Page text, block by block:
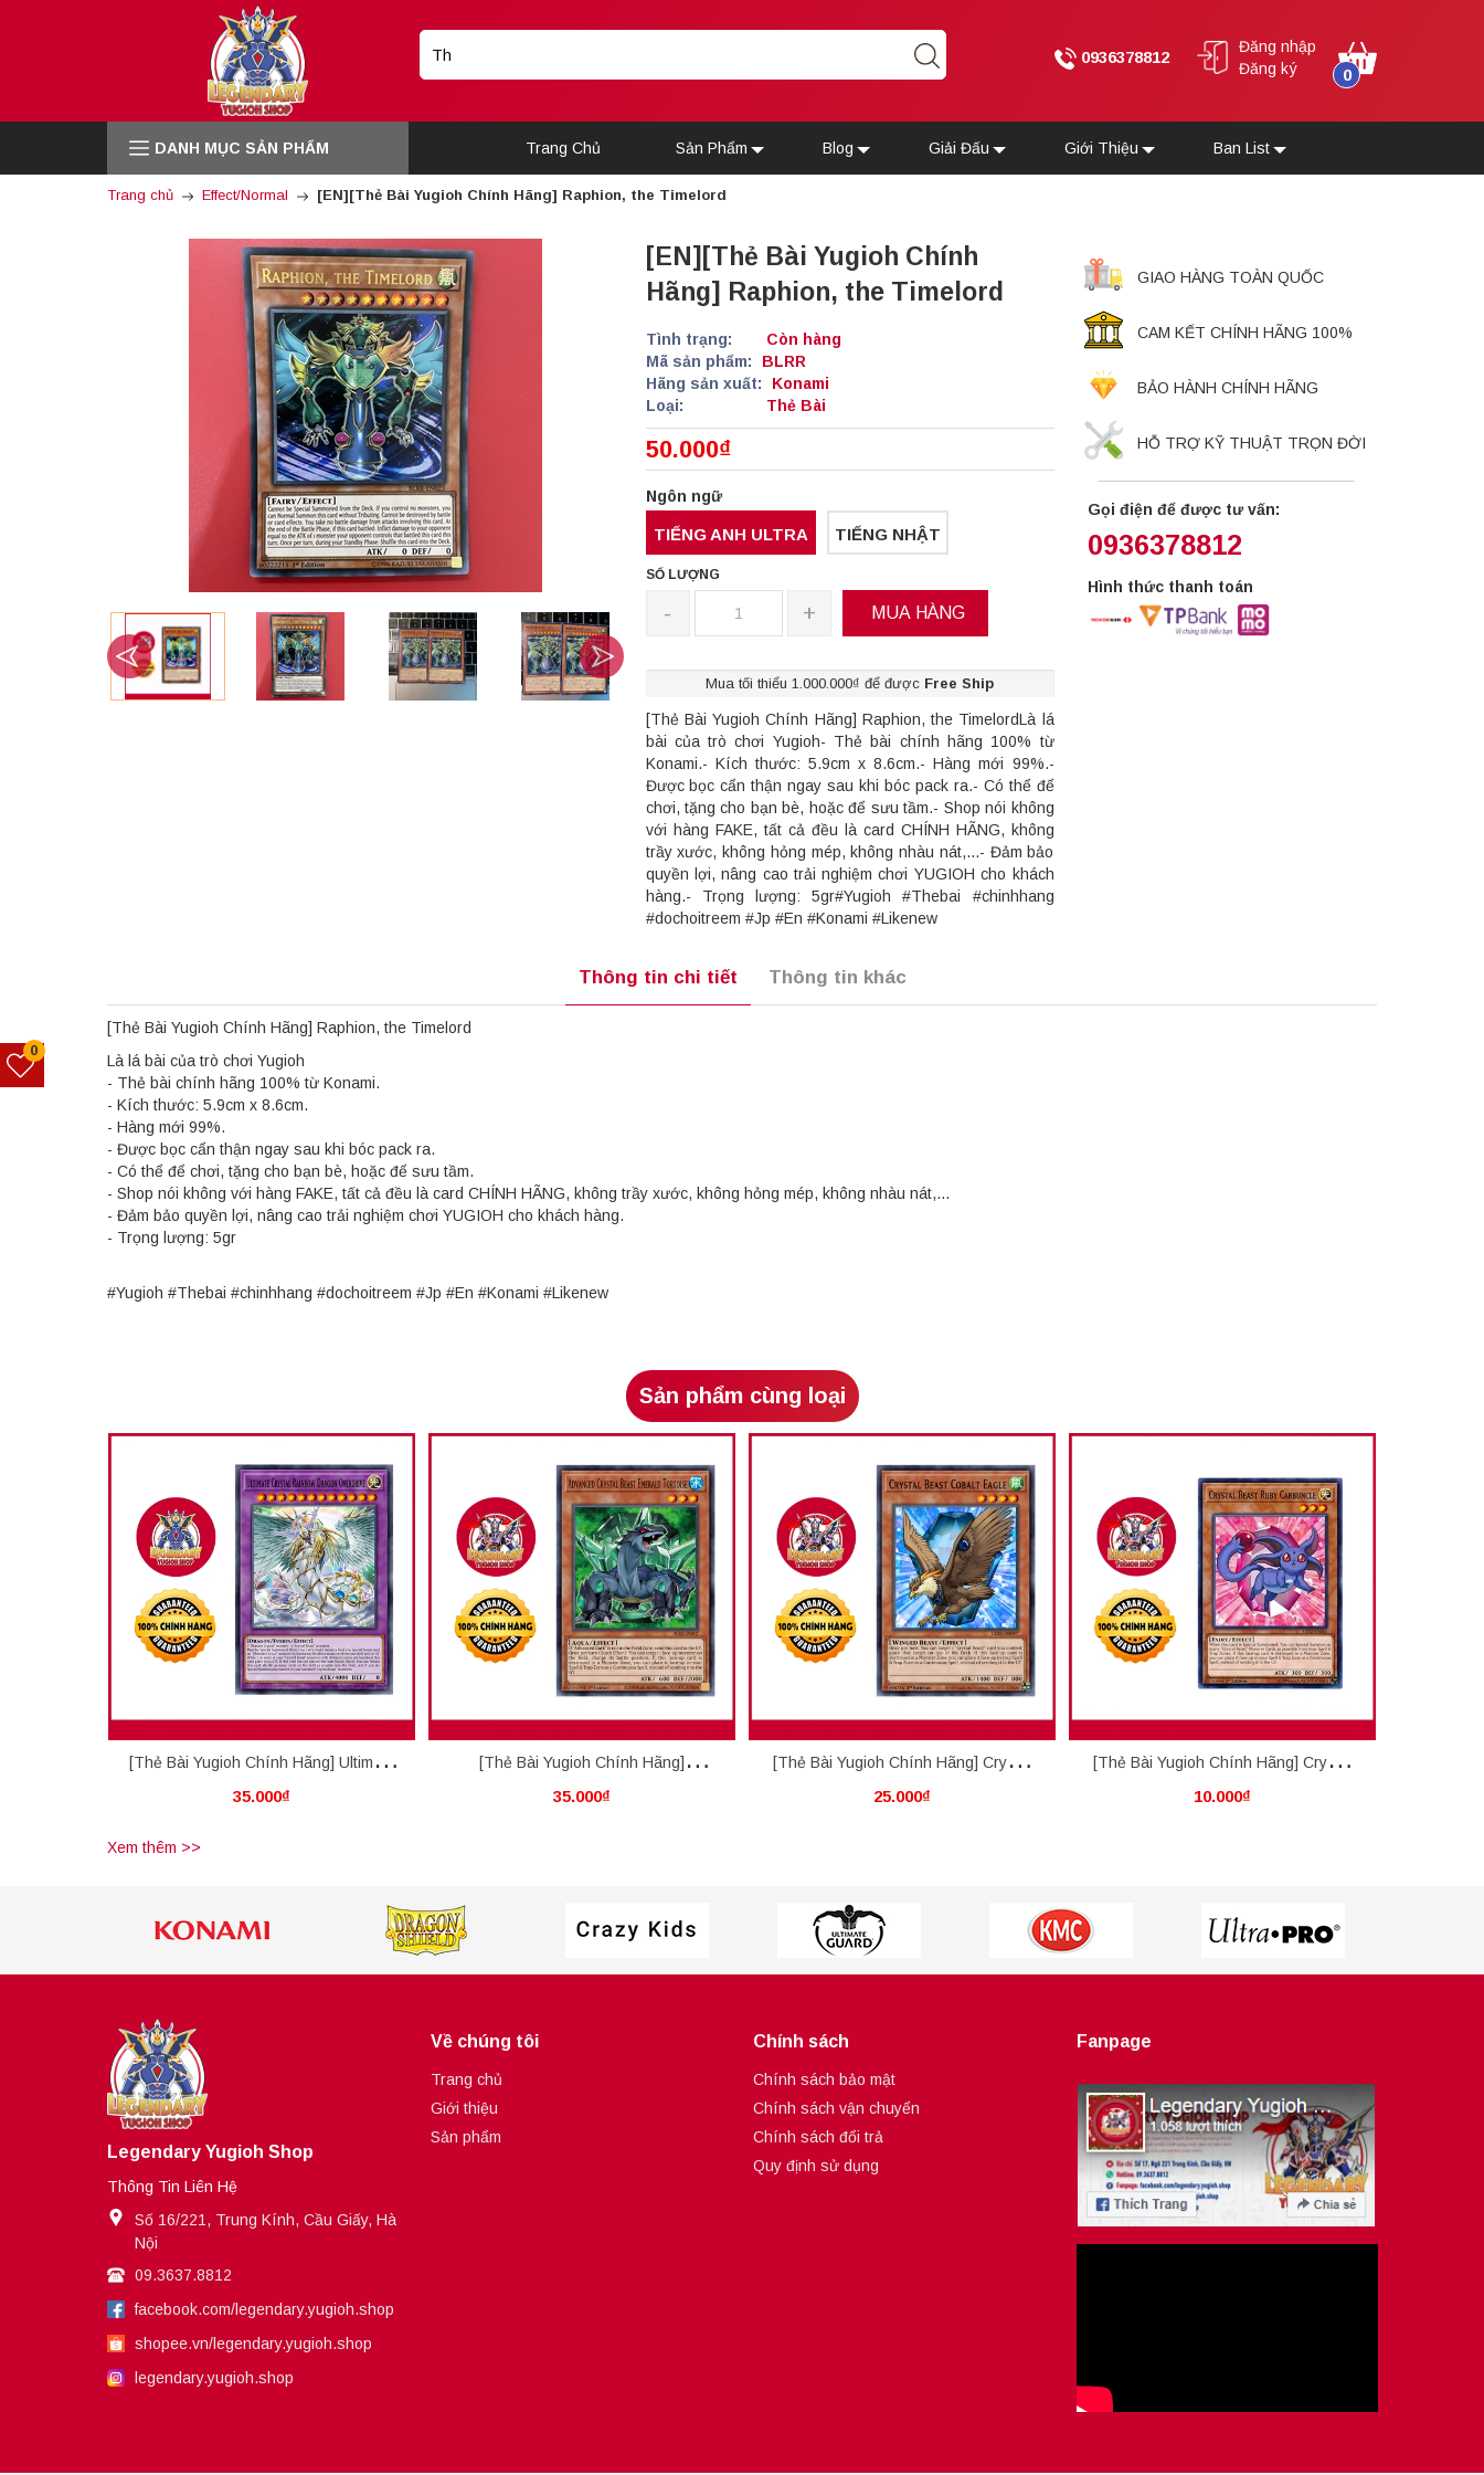
0936378812
Đăng nhập
Đăng ký
0
DANH MỤC SẢN PHẨM Trang Chủ Sản Phẩm Blog Giải Đấu Giới Thiệu Ban List
Trang chủ Effect/Normal [EN][Thẻ Bài Yugioh Chính Hãng] Raphion, the Timelord
[EN][Thẻ Bài Yugioh Chính
Hãng] Raphion, the Timelord
Tình trạng:
Còn hàng
Mã sản phẩm:
BLRR
Hãng sản xuất:
Konami
Loại:
Thẻ Bài
50.000₫
Ngôn ngữ
TIẾNG ANH ULTRA TIẾNG NHẬT
SỐ LƯỢNG
- + MUA HÀNG
Mua tối thiểu 1.000.000₫ để được Free Ship
[Thẻ Bài Yugioh Chính Hãng] Raphion, the TimelordLà lá
bài của trò chơi Yugioh- Thẻ bài chính hãng 100% từ
Konami.- Kích thước: 5.9cm x 8.6cm.- Hàng mới 99%.-
Được bọc cẩn thận ngay sau khi bóc pack ra.- Có thể để
chơi, tặng cho bạn bè, hoặc để sưu tầm.- Shop nói không
với hàng FAKE, tất cả đều là card CHÍNH HÃNG, không
trầy xước, không hỏng mép, không nhàu nát,...- Đảm bảo
quyền lợi, nâng cao trải nghiệm chơi YUGIOH cho khách
hàng.- Trọng lượng: 5gr#Yugioh #Thebai #chinhhang
#dochoitreem #Jp #En #Konami #Likenew
GIAO HÀNG TOÀN QUỐC
CAM KẾT CHÍNH HÃNG 100%
BẢO HÀNH CHÍNH HÃNG
HỖ TRỢ KỸ THUẬT TRỌN ĐỜI
Gọi điện để được tư vấn:
0936378812
Hình thức thanh toán
Thông tin chi tiết Thông tin khác
[Thẻ Bài Yugioh Chính Hãng] Raphion, the Timelord
Là lá bài của trò chơi Yugioh
- Thẻ bài chính hãng 100% từ Konami.
- Kích thước: 5.9cm x 8.6cm.
- Hàng mới 99%.
- Được bọc cẩn thận ngay sau khi bóc pack ra.
- Có thể để chơi, tặng cho bạn bè, hoặc để sưu tầm.
- Shop nói không với hàng FAKE, tất cả đều là card CHÍNH HÃNG, không trầy xước, không hỏng mép, không nhàu nát,...
- Đảm bảo quyền lợi, nâng cao trải nghiệm chơi YUGIOH cho khách hàng.
- Trọng lượng: 5gr
#Yugioh #Thebai #chinhhang #dochoitreem #Jp #En #Konami #Likenew
Sản phẩm cùng loại
[Thẻ Bài Yugioh Chính Hãng] Ultimate
Crystal Rainbow Dragon Overdrive
35.000₫
[Thẻ Bài Yugioh Chính Hãng]
Advanced Crystal Beast Emerald
35.000₫
[Thẻ Bài Yugioh Chính Hãng] Crystal
Beast Cobalt Eagle
25.000₫
[Thẻ Bài Yugioh Chính Hãng] Crystal
Beast Ruby Carbuncle
10.000₫
Xem thêm >>
Legendary Yugioh Shop
Thông Tin Liên Hệ
Số 16/221, Trung Kính, Cầu Giấy, Hà
Nội
09.3637.8812
facebook.com/legendary.yugioh.shop
shopee.vn/legendary.yugioh.shop
legendary.yugioh.shop
Về chúng tôi
Trang chủ
Giới thiệu
Sản phẩm
Chính sách
Chính sách bảo mật
Chính sách vận chuyển
Chính sách đổi trả
Quy định sử dụng
Fanpage
0